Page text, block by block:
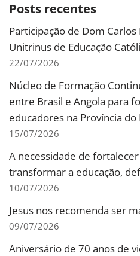
Posts recentes
Participação de Dom
Unitrinus de Educação
22/07/2026
Núcleo de Formação
entre Brasil e Angola para
educadores na Província
15/07/2026
A necessidade de
transformar a educação,
10/07/2026
Jesus nos recomenda ser
09/07/2026
Aniversário de 70 anos de